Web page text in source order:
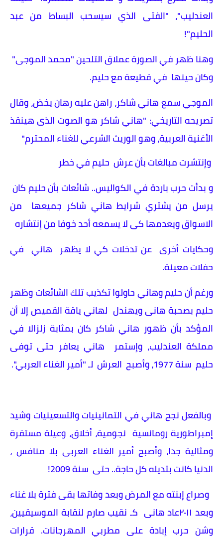
العندليب"، "الفتى الذي سيسحب البساط من عبد
الحليم"!
وهنا ظهر في الصورة عملاق التلحين "محمد الموجى"
وكان حينها في قطيعة مع حليم.
الموجي سمع هاني شاكر، راهن عليه رهان يخض، وقال
تصريحه التاريخي: "هاني شاكر هو الصوت الذى هينقذ
الأغنية العربية، وهو الوريث الشرعي للغناء المحترم"
وإنتشرت مبالغات بأن عرش حليم في خطر
و بدأت حرب باردة في الكواليس.. شائعات بأن حليم كان
يرسل من يشتري شرايط هاني شاكر جميعها من
الاسواق ويعدمها كى لا يسمعه أحد خوفا من إنتشاره
وحكايات أخرى عن تدخلات كي لا يظهر هاني في
حفلات معينة.
ورغم أن حليم وهاني حاولوا تكذيب تلك الشائعات وظهر
حليم بصحبة هانى ويهندل لهاني ياقة القميص إلا أن
المؤكد بأن ظهور هاني شاكر كان بمثابة زلزالا في
مملكة العندليب، وإستمر هاني يعافر حتى توفى
حليم سنة 1977، وأصبح العرش لـ "أمير الغناء العربي".
وبالفعل نجح هاني في التمانينيات والتسعينيات وشيد
إمبراطورية رومانسية نجومية، أخلاق، وعيلة مستقرة
ومثالية جدا، وأصبح أمير الغناء العربى بلا منافس ،
الدنيا كانت بتديله كل حاجة.. حتى سنة 2009!
وصراع إبنته مع المرض وبعد وفاتها بقى فترة بلا غناء
وبعد ٢٠١١عاد هانى كـ نقيب صارم لنقابة الموسيقيين،
وشن حرب إبادة على مطربي المهرجانات. قرارات